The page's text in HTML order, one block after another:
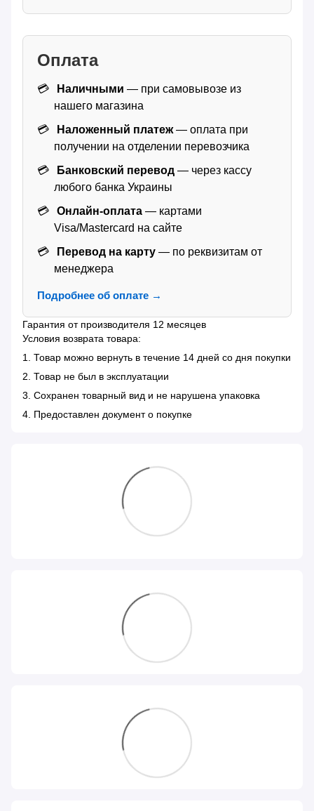
Оплата
Наличными — при самовывозе из
нашего магазина
Наложенный платеж— оплата при
получении на отделении перевозчика
Банковский перевод — через кассу
любого банка Украины
Онлайн-оплата — картами
Visa/Mastercard на сайте
Перевод на карту — по реквизитам от
менеджера
Подробнее об оплате →
Гарантия от производителя 12 месяцев
Условия возврата товара:
1. Товар можно вернуть в течение 14 дней со дня покупки
2. Товар не был в эксплуатации
3. Сохранен товарный вид и не нарушена упаковка
4. Предоставлен документ о покупке